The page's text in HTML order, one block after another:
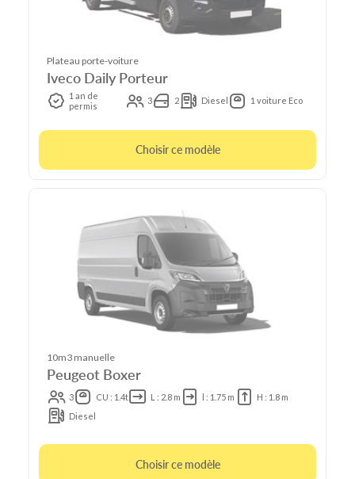
Plateau porte-voiture
Iveco Daily Porteur
1 an de
permis
3 2 Diesel 1 voiture Eco
Choisir ce modèle
10m3 manuelle
Peugeot Boxer
3 CU : 1.4t L : 2.8 m l : 1.75 m
H : 1.8 m
Diesel
Choisir ce modèle